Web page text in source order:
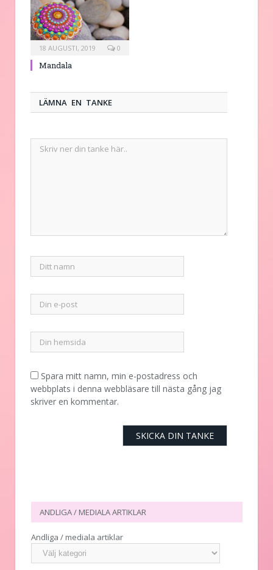
18 AUGUSTI, 2019 0
Mandala
LÄMNA EN TANKE
Spara mitt namn, min e-postadress och
webbplats i denna webbläsare till nästa gång jag
skriver en kommentar.
ANDLIGA / MEDIALA ARTIKLAR
Andliga / mediala artiklar